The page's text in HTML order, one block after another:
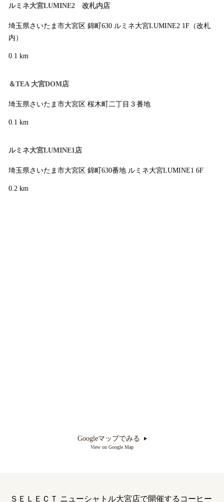
ルミネ大宮LUMINE2 改札内店
埼玉県さいたま市大宮区 錦町630 ルミネ大宮LUMINE2 1F（改札
内）
0.1 km
＆TEA 大宮DOM店
埼玉県さいたま市大宮区 桜木町二丁目３番地
0.1 km
ルミネ大宮LUMINE1店
埼玉県さいたま市大宮区 錦町630番地 ルミネ大宮LUMINE1 6F
0.2 km
Googleマップでみる
View on Google Map
ＳＥＬＥＣＴ ニューシャトル大宮店で開催するコーヒー